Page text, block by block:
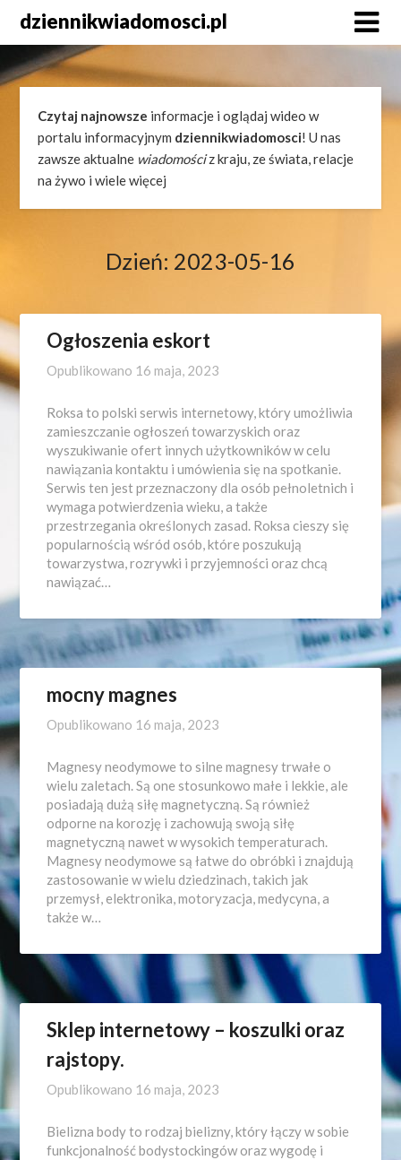
content
dziennikwiadomosci.pl
Czytaj najnowsze informacje i oglądaj wideo w
portalu informacyjnym dziennikwiadomosci! U nas
zawsze aktualne wiadomościz kraju, ze świata, relacje
na żywo i wiele więcej
Dzień: 2023-05-16
Ogłoszenia eskort
Opublikowano 16 maja, 2023
Roksa to polski serwis internetowy, który umożliwia
zamieszczanie ogłoszeń towarzyskich oraz
wyszukiwanie ofert innych użytkowników w celu
nawiązania kontaktu i umówienia się na spotkanie.
Serwis ten jest przeznaczony dla osób pełnoletnich i
wymaga potwierdzenia wieku, a także
przestrzegania określonych zasad. Roksa cieszy się
popularnością wśród osób, które poszukują
towarzystwa, rozrywki i przyjemności oraz chcą
nawiązać…
mocny magnes
Opublikowano 16 maja, 2023
Magnesy neodymowe to silne magnesy trwałe o
wielu zaletach. Są one stosunkowo małe i lekkie, ale
posiadają dużą siłę magnetyczną. Są również
odporne na korozję i zachowują swoją siłę
magnetyczną nawet w wysokich temperaturach.
Magnesy neodymowe są łatwe do obróbki i znajdują
zastosowanie w wielu dziedzinach, takich jak
przemysł, elektronika, motoryzacja, medycyna, a
także w…
Sklep internetowy – koszulki oraz
rajstopy.
Opublikowano 16 maja, 2023
Bielizna body to rodzaj bielizny, który łączy w sobie
funkcjonalność bodystockingów oraz wygodę i